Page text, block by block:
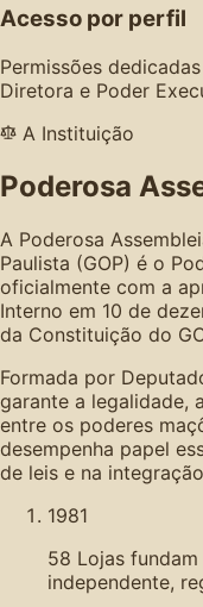
Acesso por perfil
Permissões
Diretora e Poder
A Instituição
Poderosa
A Poderosa
Paulista (GOP) é o
oficialmente com a
Interno em 10 de
da Constituição do
Formada por
garante a legalidade,
entre os poderes
desempenha papel
de leis e na
1981
58 Lojas
independente,